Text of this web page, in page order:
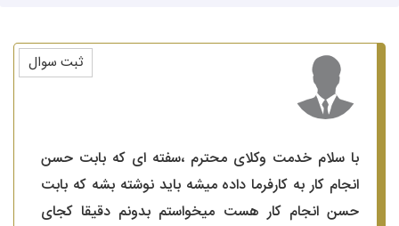
با سلام خدمت وکلای محترم ،سفته ای که بابت حسن
انجام کار به کارفرما داده میشه باید نوشته بشه که بابت
حسن انجام کار هست میخواستم بدونم دقیقا کجای
ثبت سوال